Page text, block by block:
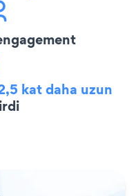
kat daha uzun